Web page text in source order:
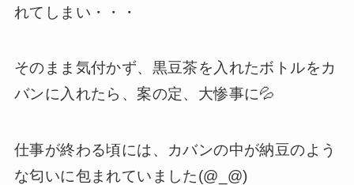
れてしまい・・・
そのまま気付かず、黒豆茶を入れたボトルをカ
バンに入れたら、案の定、大惨事に💦
仕事が終わる頃には、カバンの中が納豆のよう
な匂いに包まれていました(@_@)